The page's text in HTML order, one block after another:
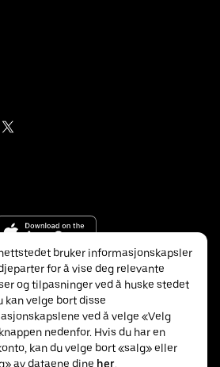
Inc.
bruker informasjonskapsler
for å vise deg relevante
og tilpasninger ved å huske stedet
kan velge bort disse
ved å velge «Velg
nedenfor. Hvis du har en
kan du velge bort «salg» eller
av dataene dine her.